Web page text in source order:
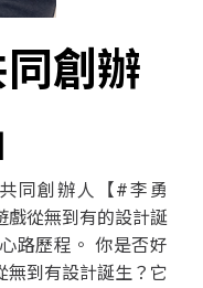
創辦
同創辦人【#李勇
戲從無到有的設計誕
路歷程。 你是否好
無到有設計誕生？它